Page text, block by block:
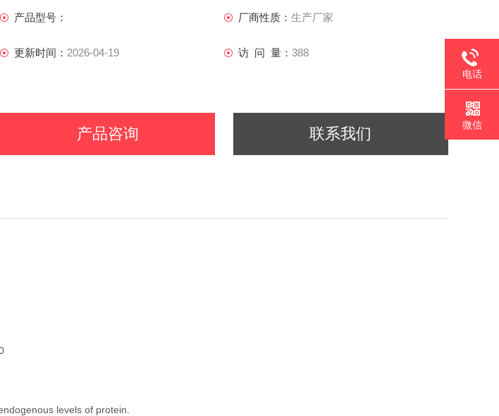
产品型号： 厂商性质： 生产厂家
更新时间： 2026-04-19 访 问 量： 388
产品咨询 联系我们
levels of protein.
电话
微信